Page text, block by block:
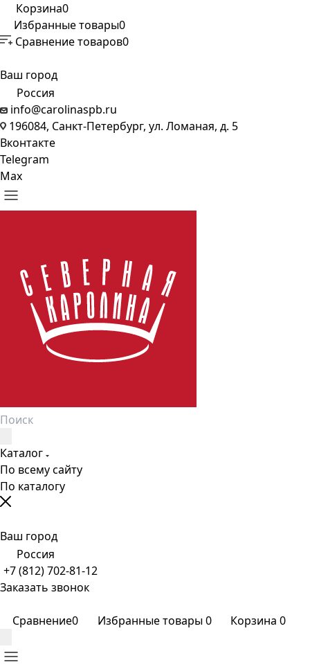
Корзина0
Избранные товары0
Сравнение товаров0
Ваш город
Россия
info@carolinaspb.ru
196084, Санкт-Петербург, ул. Ломаная, д. 5
Вконтакте
Telegram
Max
Каталог
По всему сайту
По каталогу
Ваш город
Россия
+7 (812) 702-81-12
Заказать звонок
Сравнение0 Избранные товары0 Корзина 0